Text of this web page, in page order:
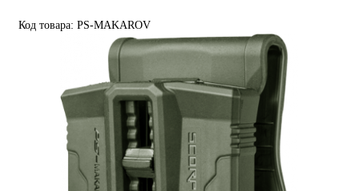
Код товара: PS-MAKAROV